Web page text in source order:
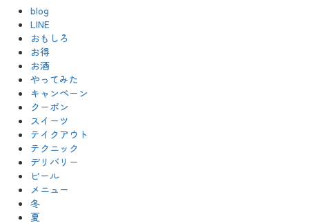
blog
LINE
おもしろ
お得
お酒
やってみた
キャンペーン
クーポン
スイーツ
テイクアウト
テクニック
デリバリー
ビール
メニュー
冬
夏